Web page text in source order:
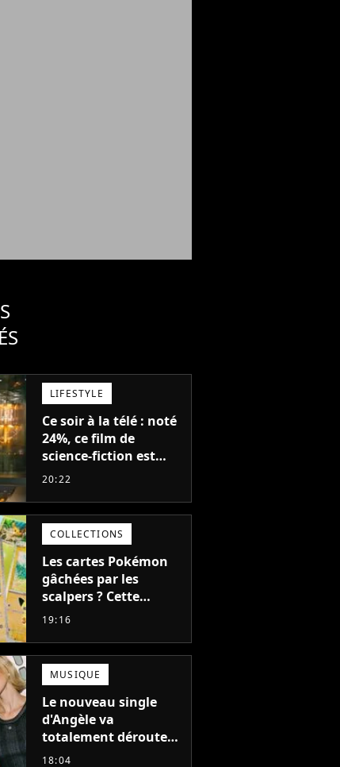
LIFESTYLE
Ce soir à la télé : noté
24%, ce film de
science-fiction est
complètement raté,
encore pire à cause de
son acteur
20:22
COLLECTIONS
Les cartes Pokémon
gâchées par les
scalpers ? Cette
technique géniale
ruiner les revendeurs
19:16
MUSIQUE
Le nouveau single
d'Angèle va
totalement dérouter
le public, et c'est une
18:04